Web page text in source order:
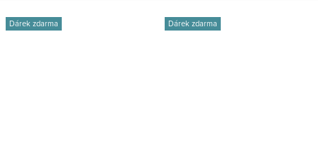
Dárek zdarma Dárek zdarma